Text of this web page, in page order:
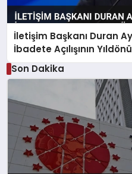
İletişim Başkanı Duran
İbadete Açılışının
Son Dakika